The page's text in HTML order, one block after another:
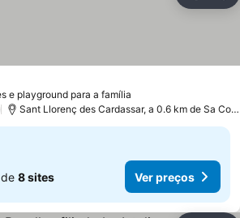
e playground para a família
Sant Llorenç des Cardassar, a 0.6 km de Sa
8 sites Ver preços